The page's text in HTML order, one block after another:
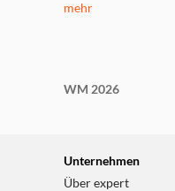
mehr
WM 2026
Unternehmen
Über expert